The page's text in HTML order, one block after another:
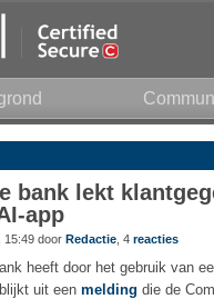
bank lekt
app
15:49 door Redactie , 4 reacties
heeft door het gebruik van
uit een melding die de